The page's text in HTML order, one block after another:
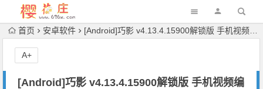
首页 安卓软件 [Android]巧影 v4.13.4.15900解锁版 手机视频编辑软件
[Android]巧影 v4.13.4.15900解锁版 手机视频编
A+